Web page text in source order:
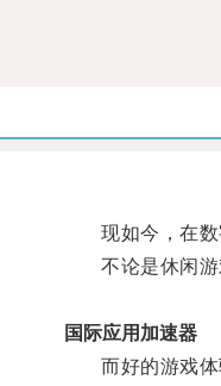
现如今，在数
不论是休闲游
国际应用加速器
而好的游戏体